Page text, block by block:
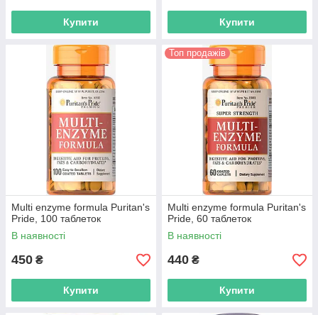
Купити Купити
Multi enzyme formula Puritan's
Pride, 100 таблеток
В наявності
450 ₴
Купити
Топ продажів
Multi enzyme formula Puritan's
Pride, 60 таблеток
В наявності
440 ₴
Купити